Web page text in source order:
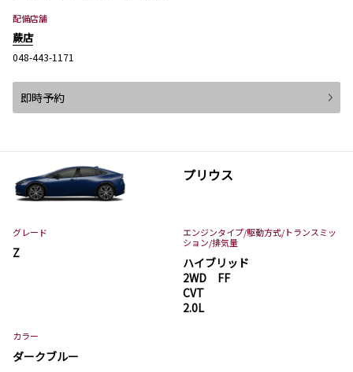
配備店舗
蕨店
048-443-1171
即時予約
プリウス
グレード
Z
エンジンタイプ/駆動方式/トランスミッ
ション/排気量
ハイブリッド
2WD FF
CVT
2.0L
カラー
ダークブルー